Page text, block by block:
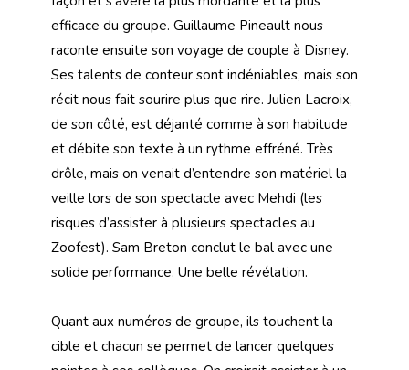
efficace du groupe. Guillaume Pineault nous
raconte ensuite son voyage de couple à Disney.
Ses talents de conteur sont indéniables, mais son
récit nous fait sourire plus que rire. Julien Lacroix,
de son côté, est déjanté comme à son habitude
et débite son texte à un rythme effréné. Très
drôle, mais on venait d’entendre son matériel la
veille lors de son spectacle avec Mehdi (les
risques d’assister à plusieurs spectacles au
Zoofest). Sam Breton conclut le bal avec une
solide performance. Une belle révélation.
Quant aux numéros de groupe, ils touchent la
cible et chacun se permet de lancer quelques